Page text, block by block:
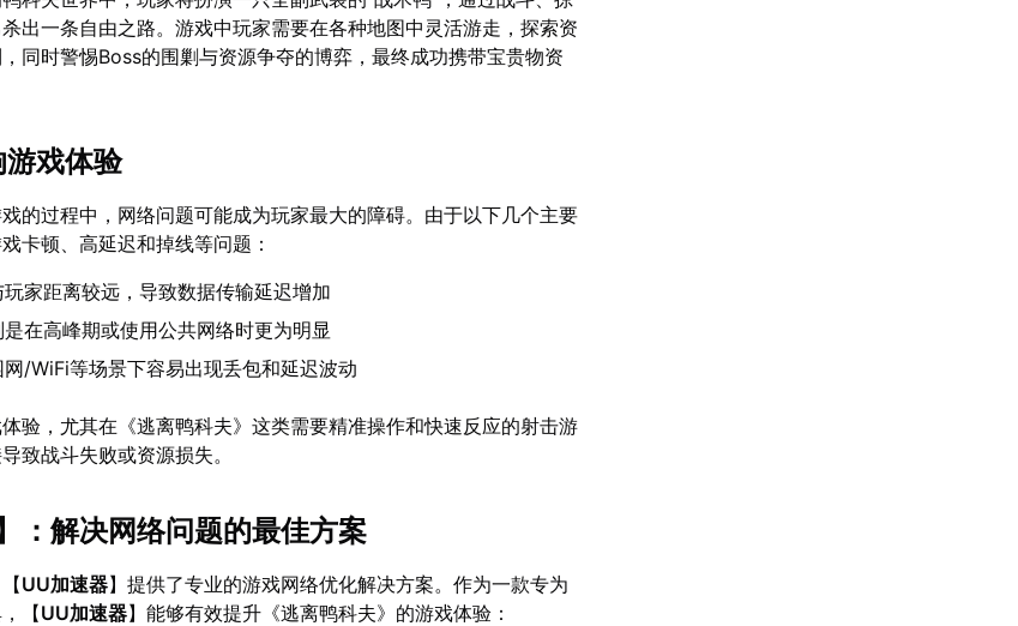
出一条自由之路。游戏中玩家需要在各种地图中灵活游走，探索资
同时警惕Boss的围剿与资源争夺的博弈，最终成功携带宝贵物资
戏体验
的过程中，网络问题可能成为玩家最大的障碍。由于以下几个主要
卡顿、高延迟和掉线等问题：
家距离较远，导致数据传输延迟增加
在高峰期或使用公共网络时更为明显
/WiFi等场景下容易出现丢包和延迟波动
验，尤其在《逃离鸭科夫》这类需要精准操作和快速反应的射击游
致战斗失败或资源损失。
：解决网络问题的最佳方案
UU加速器】提供了专业的游戏网络优化解决方案。作为一款专为
【UU加速器】能够有效提升《逃离鸭科夫》的游戏体验：